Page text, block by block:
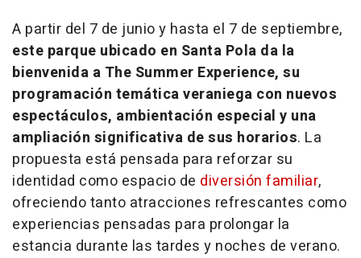
A partir del 7 de junio y hasta el 7 de septiembre,
este parque ubicado en Santa Pola da la
bienvenida a The Summer Experience, su
programación temática veraniega con nuevos
espectáculos, ambientación especial y una
ampliación significativa de sus horarios. La
propuesta está pensada para reforzar su
identidad como espacio de diversión familiar,
ofreciendo tanto atracciones refrescantes como
experiencias pensadas para prolongar la
estancia durante las tardes y noches de verano.